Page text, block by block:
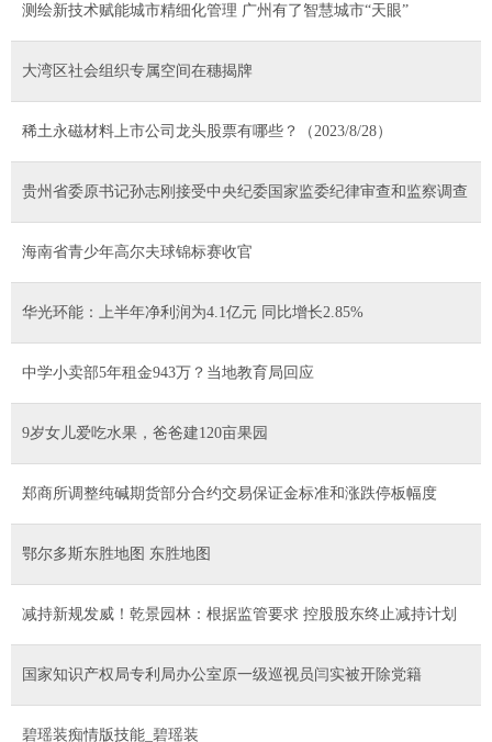
测绘新技术赋能城市精细化管理 广州有了智慧城市“天眼”
大湾区社会组织专属空间在穗揭牌
稀土永磁材料上市公司龙头股票有哪些？（2023/8/28）
贵州省委原书记孙志刚接受中央纪委国家监委纪律审查和监察调查
海南省青少年高尔夫球锦标赛收官
华光环能：上半年净利润为4.1亿元 同比增长2.85%
中学小卖部5年租金943万？当地教育局回应
9岁女儿爱吃水果，爸爸建120亩果园
郑商所调整纯碱期货部分合约交易保证金标准和涨跌停板幅度
鄂尔多斯东胜地图 东胜地图
减持新规发威！乾景园林：根据监管要求 控股股东终止减持计划
国家知识产权局专利局办公室原一级巡视员闫实被开除党籍
碧瑶装痴情版技能_碧瑶装